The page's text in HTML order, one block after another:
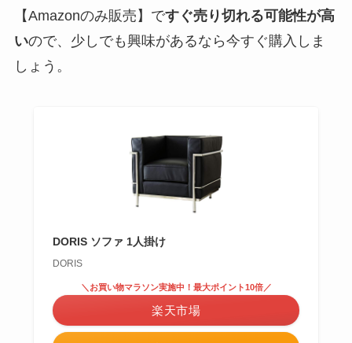
【Amazonのみ販売】ですぐ売り切れる可能性が高
いので、少しでも興味があるなら今すぐ購入しま
しょう。
DORIS ソファ 1人掛け
DORIS
＼お買い物マラソン実施中！最大ポイント10倍／
楽天市場